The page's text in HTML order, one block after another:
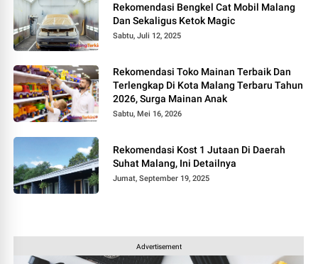
Rekomendasi Bengkel Cat Mobil Malang
Dan Sekaligus Ketok Magic
Sabtu, Juli 12, 2025
Rekomendasi Toko Mainan Terbaik Dan
Terlengkap Di Kota Malang Terbaru Tahun
2026, Surga Mainan Anak
Sabtu, Mei 16, 2026
Rekomendasi Kost 1 Jutaan Di Daerah
Suhat Malang, Ini Detailnya
Jumat, September 19, 2025
Advertisement